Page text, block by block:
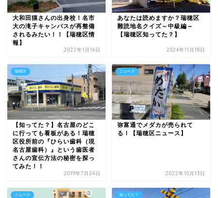
大和田獏さんの出身校！名市
大の滝子キャンパスが再整備
されるみたい！！【瑞穂区情
報】
2022年1月16日
あなたは読めますか？瑞穂区
難読地名クイズ～中級編～
【瑞穂区知ってた？】
2024年11月18日
瑞穂区
【知ってた？】名古屋のどこ
に行っても看板がある！瑞穂
区役所前の『ひらい歯科（現
名古屋歯科）』という歯医者
さんの宣伝方法の秘密を探っ
てみた！！
2019年7月24日
ニュース
弥富通でメダカが売られて
る！【瑞穂区ニュース】
2022年10月13日
ニュース 知ってた？